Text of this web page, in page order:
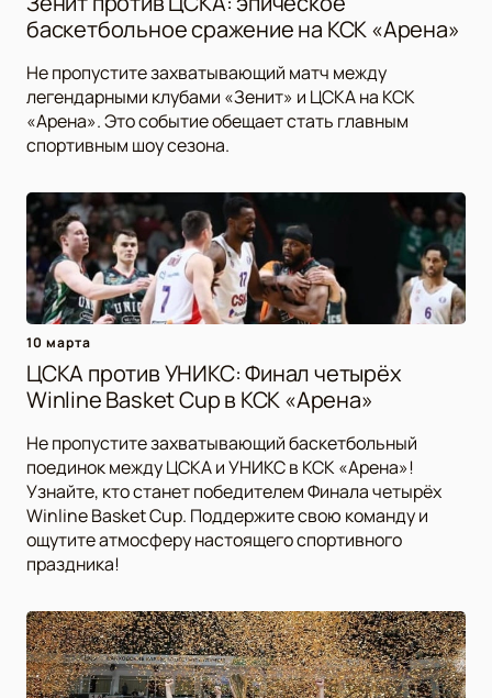
баскетбольное сражение на КСК «Арена»
Не пропустите захватывающий матч между
легендарными клубами «Зенит» и ЦСКА на КСК
«Арена». Это событие обещает стать главным
спортивным шоу сезона.
10 марта
ЦСКА против УНИКС: Финал четырёх
Winline Basket Cup в КСК «Арена»
Не пропустите захватывающий баскетбольный
поединок между ЦСКА и УНИКС в КСК «Арена»!
Узнайте, кто станет победителем Финала четырёх
Winline Basket Cup. Поддержите свою команду и
ощутите атмосферу настоящего спортивного
праздника!